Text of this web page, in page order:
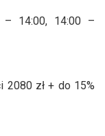
– 14:00, 14:00 –
2080 zł + do 15%